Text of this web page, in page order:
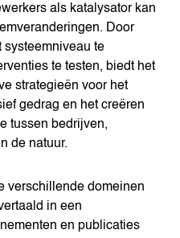
als katalysator kan
Door
te
te testen, biedt het
strategieën voor het
gedrag en het creëren
tussen bedrijven,
de natuur.
verschillende domeinen
in een
en publicaties